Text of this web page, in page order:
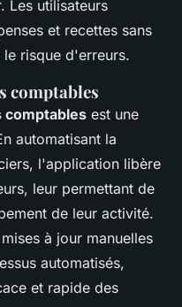
Les utilisateurs
et recettes sans
risque d'erreurs.
comptables
comptables est une
automatisant la
l'application libère
leur permettant de
de leur activité.
à jour manuelles
automatisés,
et rapide des